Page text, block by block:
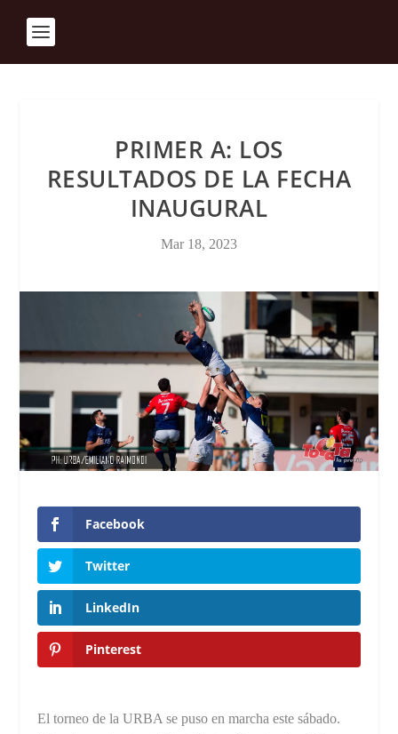
PRIMER A: LOS
RESULTADOS DE LA FECHA
INAUGURAL
Mar 18, 2023
Facebook
Twitter
LinkedIn
Pinterest
El torneo de la URBA se puso en marcha este sábado.